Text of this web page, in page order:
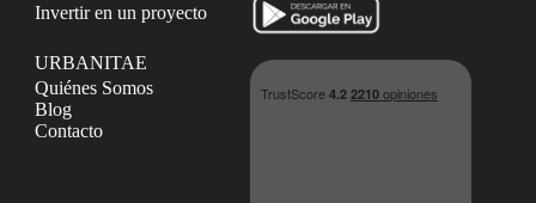
Invertir en un proyecto
URBANITAE
Quiénes Somos
Blog
Contacto